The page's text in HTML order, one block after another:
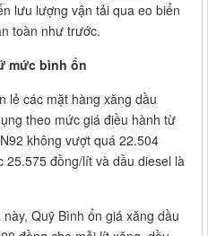
lưu lượng vận tải qua eo biển
toàn như trước.
mức bình ổn
lẻ các mặt hàng xăng dầu
theo mức giá điều hành từ
không vượt quá 22.504
đồng/lít và dầu diesel là
Quỹ Bình ổn giá xăng dầu